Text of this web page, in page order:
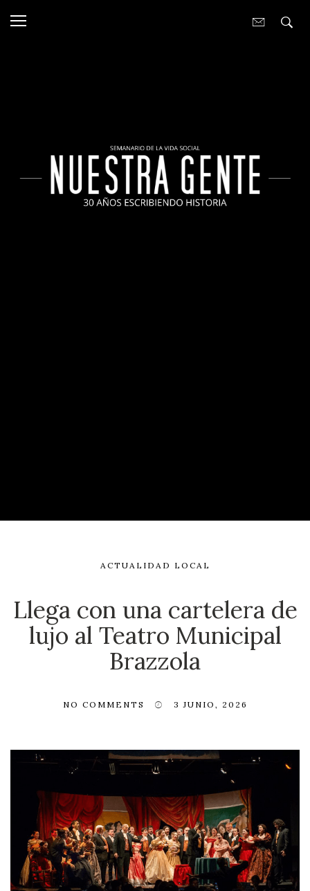
ACTUALIDAD LOCAL
Llega con una cartelera de
lujo al Teatro Municipal
Brazzola
NO COMMENTS 3 JUNIO, 2026